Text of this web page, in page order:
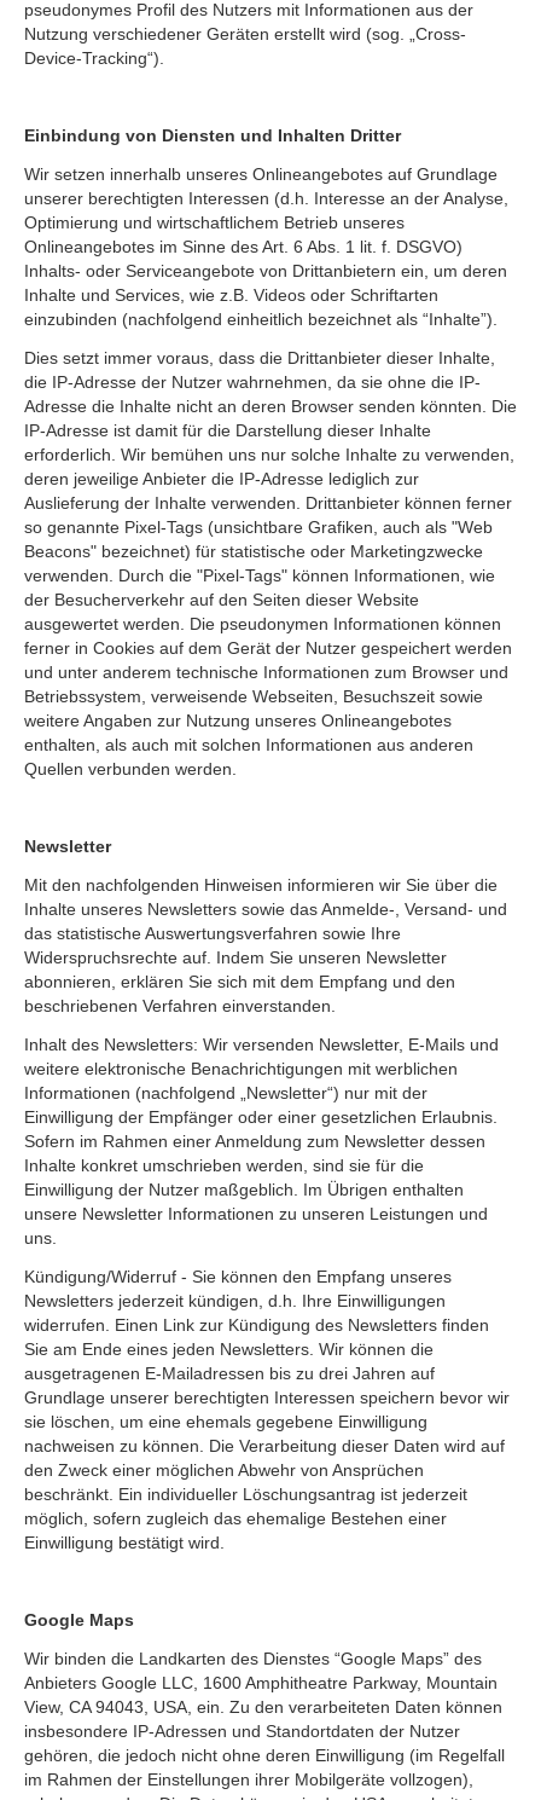
pseudonymes Profil des Nutzers mit Informationen aus der
Nutzung verschiedener Geräten erstellt wird (sog. „Cross-
Device-Tracking“).
Einbindung von Diensten und Inhalten Dritter
Wir setzen innerhalb unseres Onlineangebotes auf Grundlage
unserer berechtigten Interessen (d.h. Interesse an der Analyse,
Optimierung und wirtschaftlichem Betrieb unseres
Onlineangebotes im Sinne des Art. 6 Abs. 1 lit. f. DSGVO)
Inhalts- oder Serviceangebote von Drittanbietern ein, um deren
Inhalte und Services, wie z.B. Videos oder Schriftarten
einzubinden (nachfolgend einheitlich bezeichnet als “Inhalte”).
Dies setzt immer voraus, dass die Drittanbieter dieser Inhalte,
die IP-Adresse der Nutzer wahrnehmen, da sie ohne die IP-
Adresse die Inhalte nicht an deren Browser senden könnten. Die
IP-Adresse ist damit für die Darstellung dieser Inhalte
erforderlich. Wir bemühen uns nur solche Inhalte zu verwenden,
deren jeweilige Anbieter die IP-Adresse lediglich zur
Auslieferung der Inhalte verwenden. Drittanbieter können ferner
so genannte Pixel-Tags (unsichtbare Grafiken, auch als "Web
Beacons" bezeichnet) für statistische oder Marketingzwecke
verwenden. Durch die "Pixel-Tags" können Informationen, wie
der Besucherverkehr auf den Seiten dieser Website
ausgewertet werden. Die pseudonymen Informationen können
ferner in Cookies auf dem Gerät der Nutzer gespeichert werden
und unter anderem technische Informationen zum Browser und
Betriebssystem, verweisende Webseiten, Besuchszeit sowie
weitere Angaben zur Nutzung unseres Onlineangebotes
enthalten, als auch mit solchen Informationen aus anderen
Quellen verbunden werden.
Newsletter
Mit den nachfolgenden Hinweisen informieren wir Sie über die
Inhalte unseres Newsletters sowie das Anmelde-, Versand- und
das statistische Auswertungsverfahren sowie Ihre
Widerspruchsrechte auf. Indem Sie unseren Newsletter
abonnieren, erklären Sie sich mit dem Empfang und den
beschriebenen Verfahren einverstanden.
Inhalt des Newsletters: Wir versenden Newsletter, E-Mails und
weitere elektronische Benachrichtigungen mit werblichen
Informationen (nachfolgend „Newsletter“) nur mit der
Einwilligung der Empfänger oder einer gesetzlichen Erlaubnis.
Sofern im Rahmen einer Anmeldung zum Newsletter dessen
Inhalte konkret umschrieben werden, sind sie für die
Einwilligung der Nutzer maßgeblich. Im Übrigen enthalten
unsere Newsletter Informationen zu unseren Leistungen und
uns.
Kündigung/Widerruf - Sie können den Empfang unseres
Newsletters jederzeit kündigen, d.h. Ihre Einwilligungen
widerrufen. Einen Link zur Kündigung des Newsletters finden
Sie am Ende eines jeden Newsletters. Wir können die
ausgetragenen E-Mailadressen bis zu drei Jahren auf
Grundlage unserer berechtigten Interessen speichern bevor wir
sie löschen, um eine ehemals gegebene Einwilligung
nachweisen zu können. Die Verarbeitung dieser Daten wird auf
den Zweck einer möglichen Abwehr von Ansprüchen
beschränkt. Ein individueller Löschungsantrag ist jederzeit
möglich, sofern zugleich das ehemalige Bestehen einer
Einwilligung bestätigt wird.
Google Maps
Wir binden die Landkarten des Dienstes “Google Maps” des
Anbieters Google LLC, 1600 Amphitheatre Parkway, Mountain
View, CA 94043, USA, ein. Zu den verarbeiteten Daten können
insbesondere IP-Adressen und Standortdaten der Nutzer
gehören, die jedoch nicht ohne deren Einwilligung (im Regelfall
im Rahmen der Einstellungen ihrer Mobilgeräte vollzogen),